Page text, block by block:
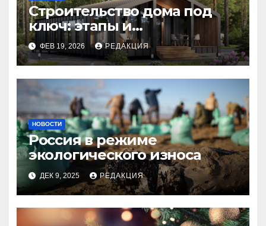
Строительство дома под
ключ: этапы и
планирование бюджета
ФЕВ 19, 2026 РЕДАКЦИЯ
НОВОСТИ
Россия в режиме
экологического износа
ДЕК 9, 2025 РЕДАКЦИЯ